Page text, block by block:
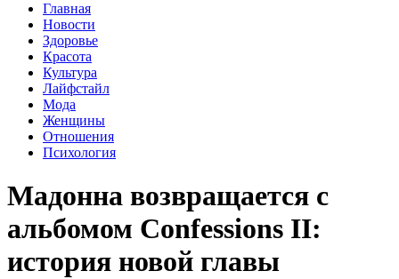
меню
Главная
Новости
Здоровье
Красота
Культура
Лайфстайл
Мода
Женщины
Отношения
Психология
Мадонна возвращается с
альбомом Confessions II:
история новой главы